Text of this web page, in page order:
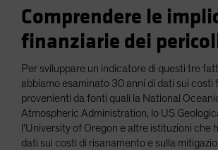
Comprendere le
finanziarie dei
Per sviluppare un indicatore di questi tre
abbiamo esaminato 30 anni di dati sui costi
provenienti da fonti quali la National
Atmospheric Administration, lo US
l'University of Oregon e altre istituzioni che
dati sui costi di risanamento e sulla